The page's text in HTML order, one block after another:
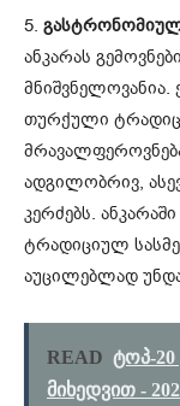
5.
ანკარას
თურქული
ადგილობრივ,
კერძებს.
ტრადიციულ
აუცილებლად
READ ტოპ-20
მიხედვით -